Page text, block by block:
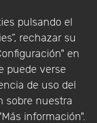
pulsando el
rechazar su
en
puede verse
de uso del
sobre nuestra
información".
Privacidad |
Software